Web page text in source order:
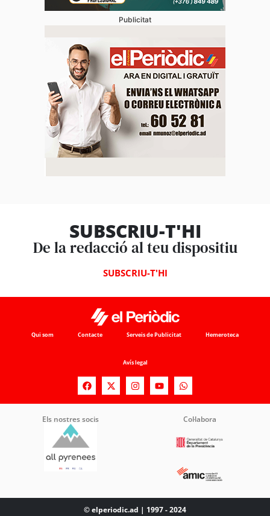
Publicitat
SUBSCRIU-T'HI
De la redacció al teu dispositiu
SUBSCRIU-T'HI
Qui som Contacte Serveis de Publicitat Hemeroteca
Avís legal
Els nostres socis Col·labora
© elperiodic.ad | 1997 - 2024